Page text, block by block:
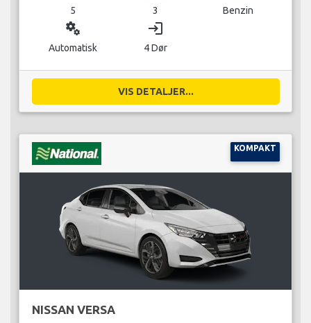
5 3 Benzin
miscellaneous_services
Automatisk
login
4 Dør
VIS DETALJER...
KOMPAKT
NISSAN VERSA